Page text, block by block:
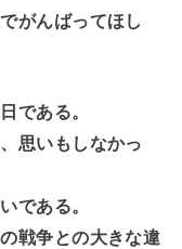
がんばってほし
である。
思いもしなかっ
である。
戦争との大きな違